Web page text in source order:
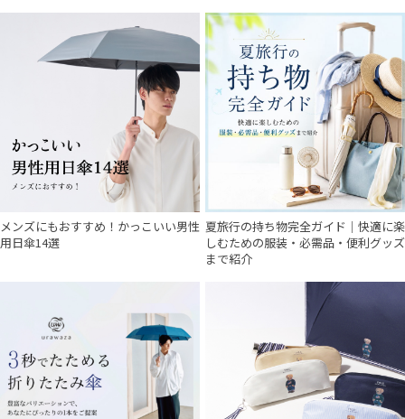
メンズにもおすすめ！かっこいい男性
用日傘14選
夏旅行の持ち物完全ガイド｜快適に楽
しむための服装・必需品・便利グッズ
まで紹介